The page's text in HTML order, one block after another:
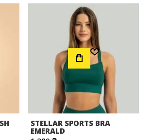
Додати до Списку Бажань
STELLAR SPORTS BRA
EMERALD